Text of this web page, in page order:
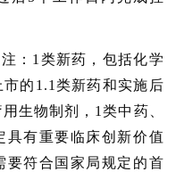
：1类新药，包括化学
的1.1类新药和实施后
生物制剂，1类中药、
具有重要临床创新价值
要符合国家局规定的首